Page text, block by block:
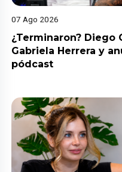
07 Ago 2026
¿Terminaron? Diego
Gabriela Herrera y
pódcast